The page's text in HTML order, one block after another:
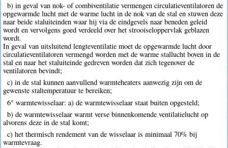
b) in geval van nok- of combiventilatie vermengen circulatieventilatoren de
opgewarmde lucht met de warme lucht in de nok van de stal en stuwen deze
naar beide staluiteinden waar hij via de eindgevels naar beneden geleid
wordt en vervolgens goed verdeeld over het strooiseloppervlak geblazen
wordt.
In geval van uitsluitend lengteventilatie moet de opgewarmde lucht door
circulatieventilatoren vermengd worden met de warme stallucht boven in de
stal en naar het staluiteinde gedreven worden dat zich tegenover de
ventilatoren bevindt;
c) in de stal kunnen aanvullend warmteheaters aanwezig zijn om de
gewenste staltemperatuur te bereiken;
6° warmtewisselaar: a) de warmtewisselaar staat buiten opgesteld;
b) de warmtewisselaar warmt verse binnenkomende ventilatielucht op
alvorens deze in de stal komt;
c) het thermisch rendement van de wisselaar is minimaal 70% bij
warmtevraag.